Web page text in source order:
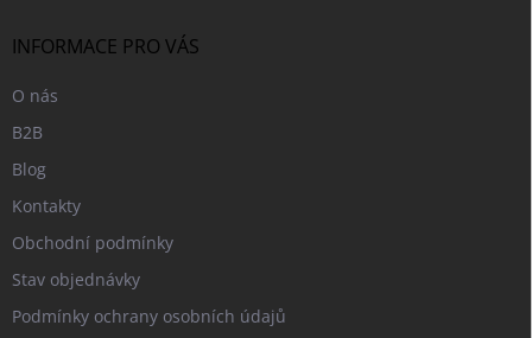
INFORMACE PRO VÁS
O nás
B2B
Blog
Kontakty
Obchodní podmínky
Stav objednávky
Podmínky ochrany osobních údajů